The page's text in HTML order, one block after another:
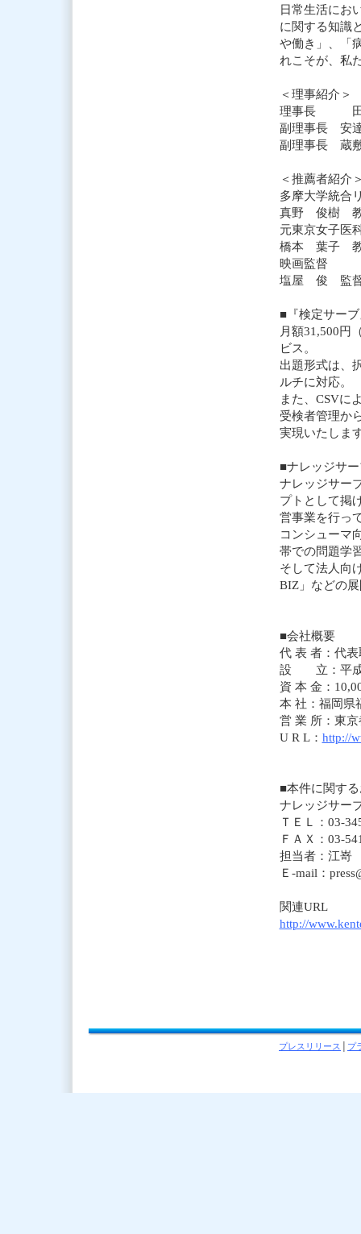
日常生活にお
に関する知識
や働き」、「
れこそが、私
＜理事紹介＞
理事長 田
副理事長 安
副理事長 蔵
＜推薦者紹介
多摩大学統合
真野 俊樹
元東京女子医
橋本 葉子
映画監督
塩屋 俊 監
■『検定サー
月額31,500円
ビス。
出題形式は、
ルチに対応。
また、CSVに
受検者管理か
実現いたしま
■ナレッジサ
ナレッジサー
プトとして掲
営事業を行っ
コンシューマ
帯での問題学
そして法人向
BIZ」などの
■会社概要
代 表 者：代
設 立：平成
資 本 金：
本 社：福岡県
営 業 所：東
U R L： http://
■本件に関す
ナレッジサー
ＴＥＬ：03-
ＦＡＸ：03-
担当者：江嵜
Ｅ-mail：
関連URL
http://
プレスリリース プ